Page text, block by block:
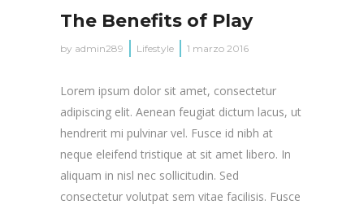
The Benefits of Play
by admin289 Lifestyle 1 marzo 2016
Lorem ipsum dolor sit amet, consectetur
adipiscing elit. Aenean feugiat dictum lacus, ut
hendrerit mi pulvinar vel. Fusce id nibh at
neque eleifend tristique at sit amet libero. In
aliquam in nisl nec sollicitudin. Sed
consectetur volutpat sem vitae facilisis. Fusce